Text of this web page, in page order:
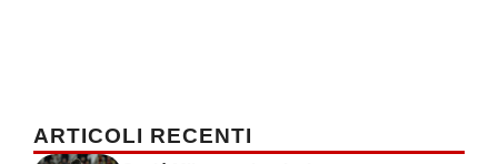
ARTICOLI RECENTI